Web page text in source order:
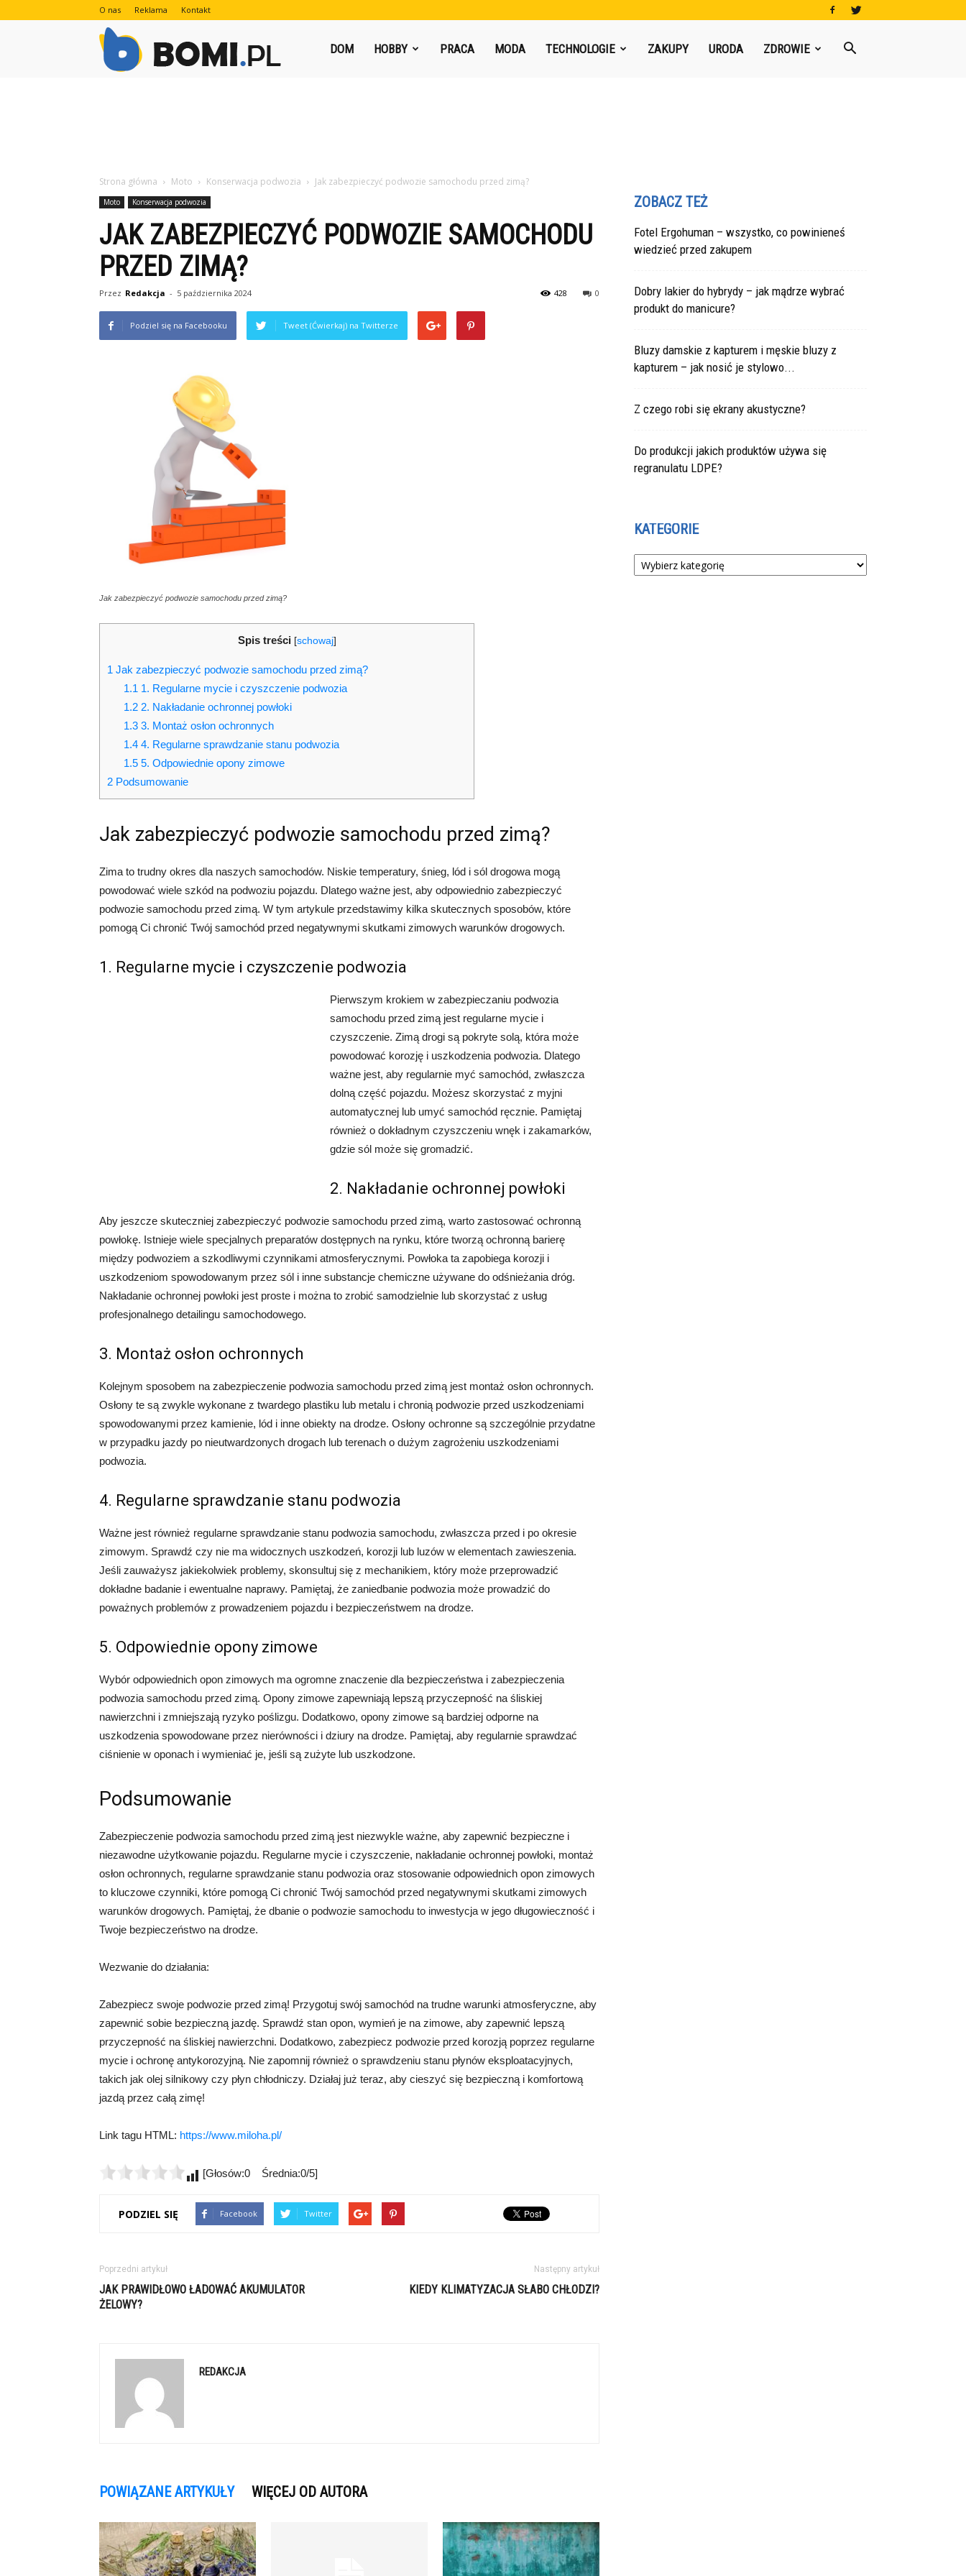
O nas Reklama Kontakt
DOM HOBBY PRACA MODA TECHNOLOGIE ZAKUPY URODA ZDROWIE
Strona główna Moto Konserwacja podwozia Jak zabezpieczyć podwozie samochodu przed zimą?
Moto Konserwacja podwozia
JAK ZABEZPIECZYĆ PODWOZIE SAMOCHODU
PRZED ZIMĄ?
Przez Redakcja - 5 października 2024 0
428
Podziel się na Facebooku Tweet (Ćwierkaj) na Twitterze
Jak zabezpieczyć podwozie samochodu przed zimą?
Spis treści [schowaj]
1 Jak zabezpieczyć podwozie samochodu przed zimą?
1.1 1. Regularne mycie i czyszczenie podwozia
1.22. Nakładanie ochronnej powłoki
1.33. Montaż osłon ochronnych
1.44. Regularne sprawdzanie stanu podwozia
1.55. Odpowiednie opony zimowe
2 Podsumowanie
Jak zabezpieczyć podwozie samochodu przed zimą?
Zima to trudny okres dla naszych samochodów. Niskie temperatury, śnieg, lód i sól drogowa mogą
powodować wiele szkód na podwoziu pojazdu. Dlatego ważne jest, aby odpowiednio zabezpieczyć
podwozie samochodu przed zimą. W tym artykule przedstawimy kilka skutecznych sposobów, które
pomogą Ci chronić Twój samochód przed negatywnymi skutkami zimowych warunków drogowych.
1. Regularne mycie i czyszczenie podwozia
Pierwszym krokiem w zabezpieczaniu podwozia
samochodu przed zimą jest regularne mycie i
czyszczenie. Zimą drogi są pokryte solą, która może
powodować korozję i uszkodzenia podwozia. Dlatego
ważne jest, aby regularnie myć samochód, zwłaszcza
dolną część pojazdu. Możesz skorzystać z myjni
automatycznej lub umyć samochód ręcznie. Pamiętaj
również o dokładnym czyszczeniu wnęk i zakamarków,
gdzie sól może się gromadzić.
2. Nakładanie ochronnej powłoki
Aby jeszcze skuteczniej zabezpieczyć podwozie samochodu przed zimą, warto zastosować ochronną
powłokę. Istnieje wiele specjalnych preparatów dostępnych na rynku, które tworzą ochronną barierę
między podwoziem a szkodliwymi czynnikami atmosferycznymi. Powłoka ta zapobiega korozji i
uszkodzeniom spowodowanym przez sól i inne substancje chemiczne używane do odśnieżania dróg.
Nakładanie ochronnej powłoki jest proste i można to zrobić samodzielnie lub skorzystać z usług
profesjonalnego detailingu samochodowego.
3. Montaż osłon ochronnych
Kolejnym sposobem na zabezpieczenie podwozia samochodu przed zimą jest montaż osłon ochronnych.
Osłony te są zwykle wykonane z twardego plastiku lub metalu i chronią podwozie przed uszkodzeniami
spowodowanymi przez kamienie, lód i inne obiekty na drodze. Osłony ochronne są szczególnie przydatne
w przypadku jazdy po nieutwardzonych drogach lub terenach o dużym zagrożeniu uszkodzeniami
podwozia.
4. Regularne sprawdzanie stanu podwozia
Ważne jest również regularne sprawdzanie stanu podwozia samochodu, zwłaszcza przed i po okresie
zimowym. Sprawdź czy nie ma widocznych uszkodzeń, korozji lub luzów w elementach zawieszenia.
Jeśli zauważysz jakiekolwiek problemy, skonsultuj się z mechanikiem, który może przeprowadzić
dokładne badanie i ewentualne naprawy. Pamiętaj, że zaniedbanie podwozia może prowadzić do
poważnych problemów z prowadzeniem pojazdu i bezpieczeństwem na drodze.
5. Odpowiednie opony zimowe
Wybór odpowiednich opon zimowych ma ogromne znaczenie dla bezpieczeństwa i zabezpieczenia
podwozia samochodu przed zimą. Opony zimowe zapewniają lepszą przyczepność na śliskiej
nawierzchni i zmniejszają ryzyko poślizgu. Dodatkowo, opony zimowe są bardziej odporne na
uszkodzenia spowodowane przez nierówności i dziury na drodze. Pamiętaj, aby regularnie sprawdzać
ciśnienie w oponach i wymieniać je, jeśli są zużyte lub uszkodzone.
Podsumowanie
Zabezpieczenie podwozia samochodu przed zimą jest niezwykle ważne, aby zapewnić bezpieczne i
niezawodne użytkowanie pojazdu. Regularne mycie i czyszczenie, nakładanie ochronnej powłoki, montaż
osłon ochronnych, regularne sprawdzanie stanu podwozia oraz stosowanie odpowiednich opon zimowych
to kluczowe czynniki, które pomogą Ci chronić Twój samochód przed negatywnymi skutkami zimowych
warunków drogowych. Pamiętaj, że dbanie o podwozie samochodu to inwestycja w jego długowieczność i
Twoje bezpieczeństwo na drodze.
Wezwanie do działania:
Zabezpiecz swoje podwozie przed zimą! Przygotuj swój samochód na trudne warunki atmosferyczne, aby
zapewnić sobie bezpieczną jazdę. Sprawdź stan opon, wymień je na zimowe, aby zapewnić lepszą
przyczepność na śliskiej nawierzchni. Dodatkowo, zabezpiecz podwozie przed korozją poprzez regularne
mycie i ochronę antykorozyjną. Nie zapomnij również o sprawdzeniu stanu płynów eksploatacyjnych,
takich jak olej silnikowy czy płyn chłodniczy. Działaj już teraz, aby cieszyć się bezpieczną i komfortową
jazdą przez całą zimę!
Link tagu HTML: https://www.miloha.pl/
[Głosów:0 Średnia:0/5]
PODZIEL SIĘ Facebook Twitter
Poprzedni artykuł
JAK PRAWIDŁOWO ŁADOWAĆ AKUMULATOR
ŻELOWY?
Następny artykuł
KIEDY KLIMATYZACJA SŁABO CHŁODZI?
REDAKCJA
POWIĄZANE ARTYKUŁY WIĘCEJ OD AUTORA
ZOBACZ TEŻ
Fotel Ergohuman – wszystko, co powinieneś
wiedzieć przed zakupem
Dobry lakier do hybrydy – jak mądrze wybrać
produkt do manicure?
Bluzy damskie z kapturem i męskie bluzy z
kapturem – jak nosić je stylowo...
Z czego robi się ekrany akustyczne?
Do produkcji jakich produktów używa się
regranulatu LDPE?
KATEGORIE
Kategorie